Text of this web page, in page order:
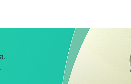
as dificuldades,
me apenas com
incapaz de desempenhar
de se repetir na